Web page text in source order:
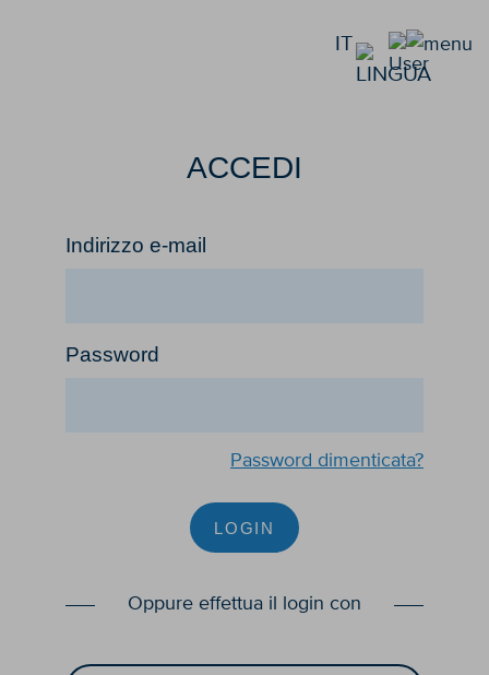
IT
ACCEDI
Indirizzo e-mail
Password
Password dimenticata?
LOGIN
Oppure effettua il login con